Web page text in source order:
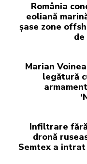
România
eoliană
șase zone
Marian
legătură
Infiltrare
dronă
Semtex a